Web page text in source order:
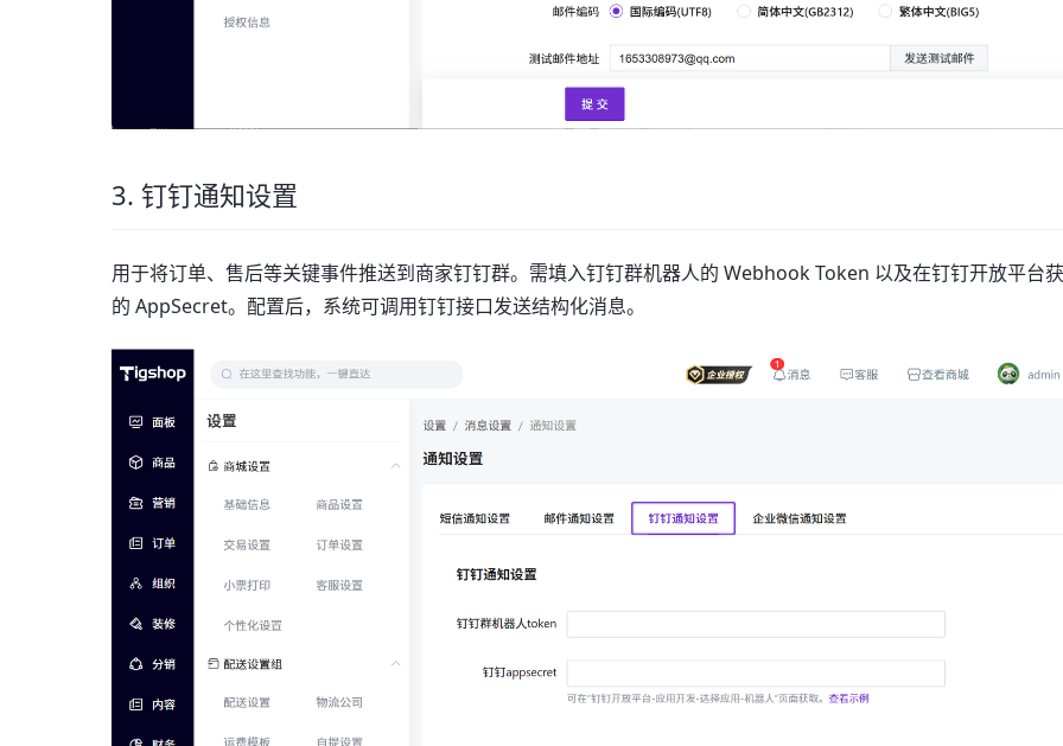
3. 钉钉通知设置
用于将订单、售后等关键事件推送到商家钉钉群。需填入钉钉群机器人的 Webhook Token 以及在钉钉开放平台
的 AppSecret。配置后，系统可调用钉钉接口发送结构化消息。